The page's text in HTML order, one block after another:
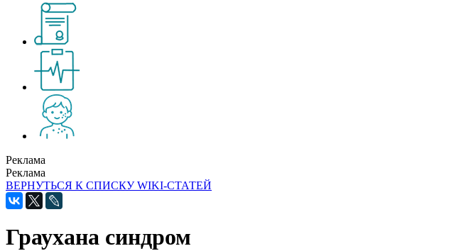
Реклама
Реклама
ВЕРНУТЬСЯ К СПИСКУ WIKI-СТАТЕЙ
Граухана синдром